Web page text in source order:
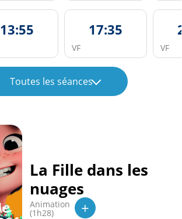
13:55 17:35
VF VF
Toutes les séances
La Fille dans les
nuages
Animation
(1h28) +